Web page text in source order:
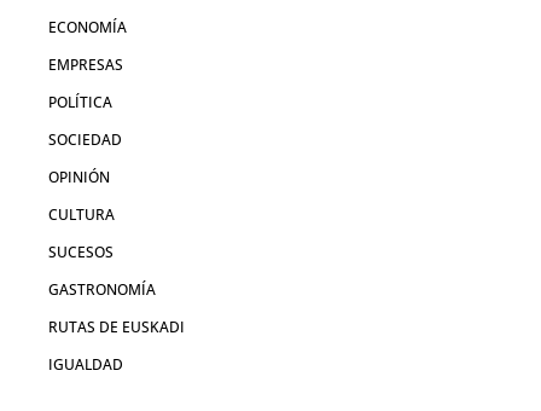
ECONOMÍA
EMPRESAS
POLÍTICA
SOCIEDAD
OPINIÓN
CULTURA
SUCESOS
GASTRONOMÍA
RUTAS DE EUSKADI
IGUALDAD